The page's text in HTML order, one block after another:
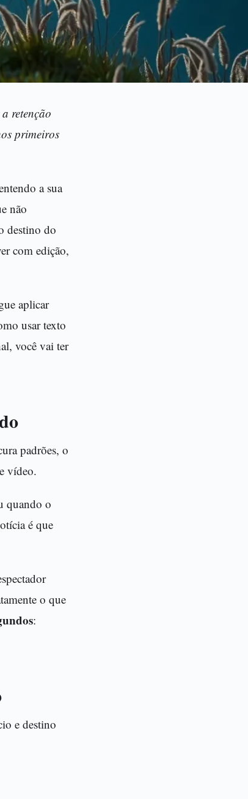
retenção
primeiros
a sua
não
destino do
com edição,
aplicar
usar texto
você vai ter
padrões, o
vídeo.
quando o
é que
o que
:
e destino